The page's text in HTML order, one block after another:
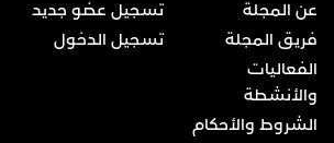
عن المجلة
فريق المجلة
الفعاليات
والأنشطة
الشروط والأحكام
تسجيل عضو جديد
تسجيل الدخول